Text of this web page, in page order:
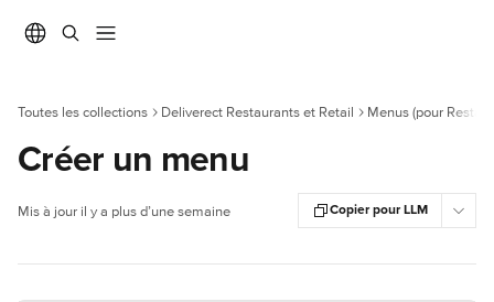
Toutes les collections Deliverect Restaurants et Retail Menus (pour
Créer un menu
Mis à jour il y a plus d’une semaine Copier pour LLM